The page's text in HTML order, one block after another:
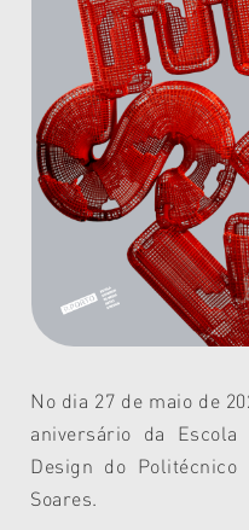
No dia 27 de maio de
aniversário da
Design do
Soares.